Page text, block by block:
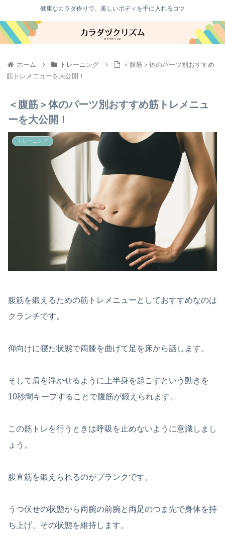
健康なカラダ作りで、美しいボディを手に入れるコツ
ホーム トレーニング
＜腹筋＞体のパーツ別おすすめ
筋トレメニューを大公開！
＜腹筋＞体のパーツ別おすすめ筋トレメニュ
ーを大公開！
トレーニング
腹筋を鍛えるための筋トレメニューとしておすすめなのは
クランチです。
仰向けに寝た状態で両膝を曲げて足を床から話します。
そして肩を浮かせるように上半身を起こすという動きを
10秒間キープすることで腹筋が鍛えられます。
この筋トレを行うときは呼吸を止めないように意識しまし
ょう。
腹直筋を鍛えられるのがプランクです。
うつ伏せの状態から両腕の前腕と両足のつま先で身体を持
ち上げ、その状態を維持します。